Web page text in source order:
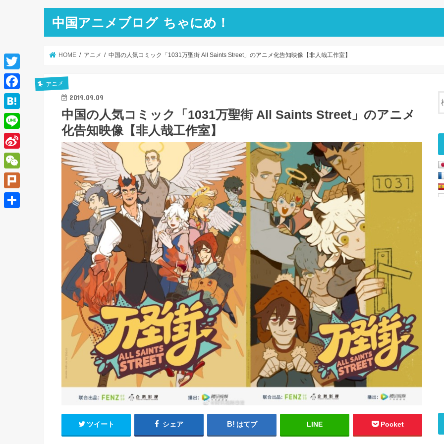
中国アニメブログ ちゃにめ！
HOME アニメ 中国の人気コミック「1031万聖街 All Saints Street」のアニメ化告知映像【非人哉工作室】
アニメ
2019.09.09
中国の人気コミック「1031万聖街 All Saints Street」のアニメ
化告知映像【非人哉工作室】
ツイート シェア はてブ LINE Pocket
T
w
i
t
e
r
F
a
c
e
b
o
o
k
H
a
t
e
a
L
i
n
e
S
i
n
a
W
e
C
P